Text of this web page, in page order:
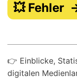
💥 Fehler
👉 Einblicke,
digitalen